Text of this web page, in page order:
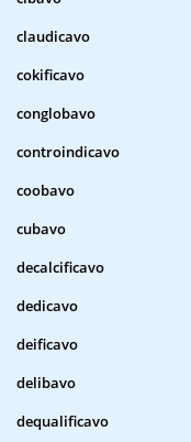
claudicavo
cokificavo
conglobavo
controindicavo
coobavo
cubavo
decalcificavo
dedicavo
deificavo
delibavo
dequalificavo